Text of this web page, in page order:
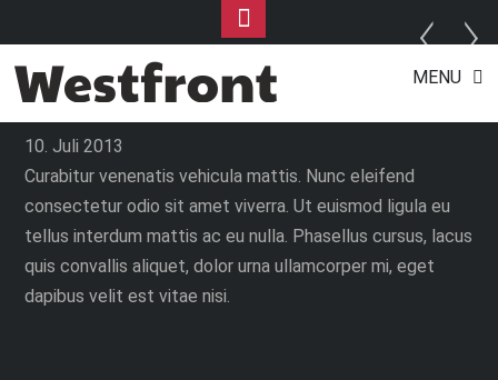
content
MENU
Red Rose
10. Juli 2013
Curabitur venenatis vehicula mattis. Nunc eleifend
consectetur odio sit amet viverra. Ut euismod ligula eu
tellus interdum mattis ac eu nulla. Phasellus cursus, lacus
quis convallis aliquet, dolor urna ullamcorper mi, eget
dapibus velit est vitae nisi.
Toggle
Footer